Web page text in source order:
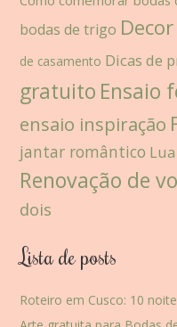
bodas de trigo
de casamento Dicas de
gratuito Ensaio
ensaio inspiração
jantar romântico
Renovação de
dois
Lista de posts
Roteiro em Cusco: 10